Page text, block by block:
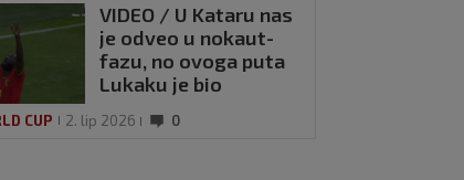
VIDEO / U Kataru nas
je odveo u nokaut-
fazu, no ovoga puta
Lukaku je bio
potvrdio pobjedu
CUP 2. lip 2026 0